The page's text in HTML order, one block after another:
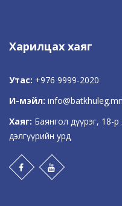
Харилцах хаяг
Утас: +976 9999-2020
И-мэйл: info@batkhuleg.mn
Хаяг: Баянгол дүүрэг,
дэлгүүрийн урд